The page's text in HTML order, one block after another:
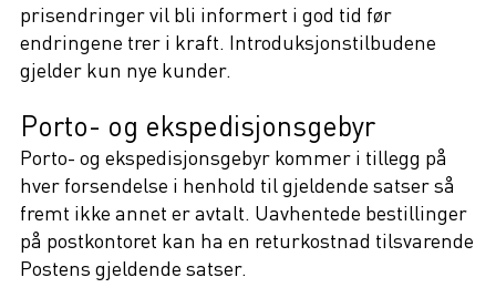
prisendringer vil bli informert i god tid før
endringene trer i kraft. Introduksjonstilbudene
gjelder kun nye kunder.
Porto- og ekspedisjonsgebyr
Porto- og ekspedisjonsgebyr kommer i tillegg på
hver forsendelse i henhold til gjeldende satser så
fremt ikke annet er avtalt. Uavhentede bestillinger
på postkontoret kan ha en returkostnad tilsvarende
Postens gjeldende satser.